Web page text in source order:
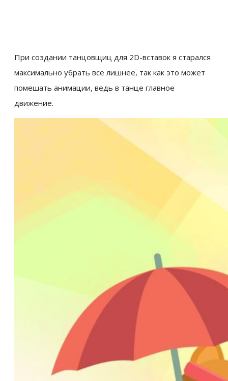
При создании танцовщиц для 2D-вставок я старался
максимально убрать все лишнее, так как это может
помешать анимации, ведь в танце главное
движение.